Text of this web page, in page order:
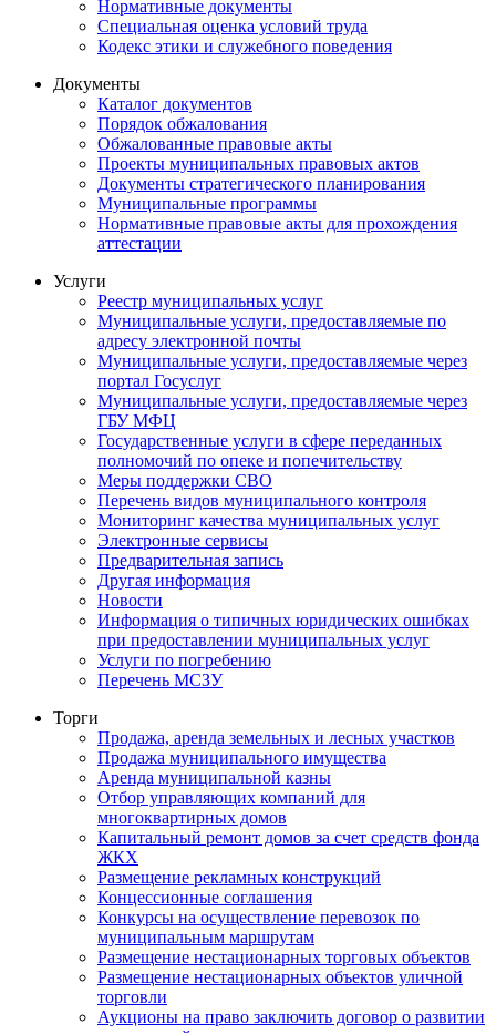
Нормативные документы
Специальная оценка условий труда
Кодекс этики и служебного поведения
Документы
Каталог документов
Порядок обжалования
Обжалованные правовые акты
Проекты муниципальных правовых актов
Документы стратегического планирования
Муниципальные программы
Нормативные правовые акты для прохождения
аттестации
Услуги
Реестр муниципальных услуг
Муниципальные услуги, предоставляемые по
адресу электронной почты
Муниципальные услуги, предоставляемые через
портал Госуслуг
Муниципальные услуги, предоставляемые через
ГБУ МФЦ
Государственные услуги в сфере переданных
полномочий по опеке и попечительству
Меры поддержки СВО
Перечень видов муниципального контроля
Мониторинг качества муниципальных услуг
Электронные сервисы
Предварительная запись
Другая информация
Новости
Информация о типичных юридических ошибках
при предоставлении муниципальных услуг
Услуги по погребению
Перечень МСЗУ
Торги
Продажа, аренда земельных и лесных участков
Продажа муниципального имущества
Аренда муниципальной казны
Отбор управляющих компаний для
многоквартирных домов
Капитальный ремонт домов за счет средств фонда
ЖКХ
Размещение рекламных конструкций
Концессионные соглашения
Конкурсы на осуществление перевозок по
муниципальным маршрутам
Размещение нестационарных торговых объектов
Размещение нестационарных объектов уличной
торговли
Аукционы на право заключить договор о развитии